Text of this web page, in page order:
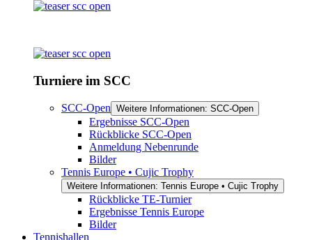
Turniere im SCC
SCC-Open Weitere Informationen: SCC-Open
Ergebnisse SCC-Open
Rückblicke SCC-Open
Anmeldung Nebenrunde
Bilder
Tennis Europe • Cujic Trophy
Weitere Informationen: Tennis Europe • Cujic Trophy
Rückblicke TE-Turnier
Ergebnisse Tennis Europe
Bilder
Tennishallen